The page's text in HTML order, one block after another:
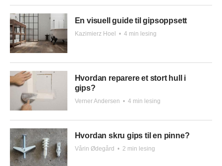
En visuell guide til gipsoppsett
Kazimierz Hoel • 4 min lesing
Hvordan reparere et stort hull i
gips?
Verner Andersen • 4 min lesing
Hvordan skru gips til en pinne?
Vårin Ødegård • 2 min lesing